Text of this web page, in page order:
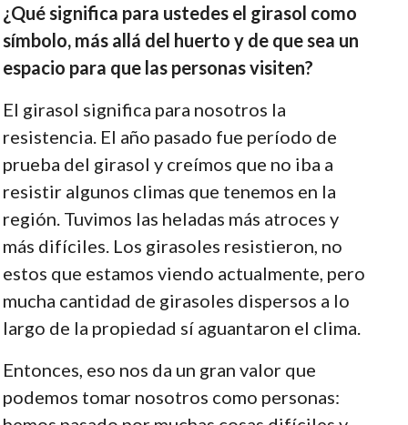
¿Qué significa para ustedes el girasol como
símbolo, más allá del huerto y de que sea un
espacio para que las personas visiten?
El girasol significa para nosotros la
resistencia. El año pasado fue período de
prueba del girasol y creímos que no iba a
resistir algunos climas que tenemos en la
región. Tuvimos las heladas más atroces y
más difíciles. Los girasoles resistieron, no
estos que estamos viendo actualmente, pero
mucha cantidad de girasoles dispersos a lo
largo de la propiedad sí aguantaron el clima.
Entonces, eso nos da un gran valor que
podemos tomar nosotros como personas: